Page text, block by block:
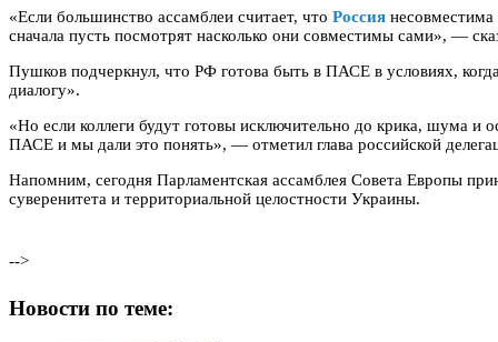
«Если большинство ассамблеи считает, что Россия
сначала пусть посмотрят насколько они совместимы сами», —
Пушков подчеркнул, что РФ готова быть в ПАСЕ в условиях,
диалогу».
«Но если коллеги будут готовы исключительно до крика, шума и
ПАСЕ и мы дали это понять», — отметил глава российской
Напомним, сегодня Парламентская ассамблея Совета Европы
суверенитета и территориальной целостности Украины.
-->
Новости по теме: